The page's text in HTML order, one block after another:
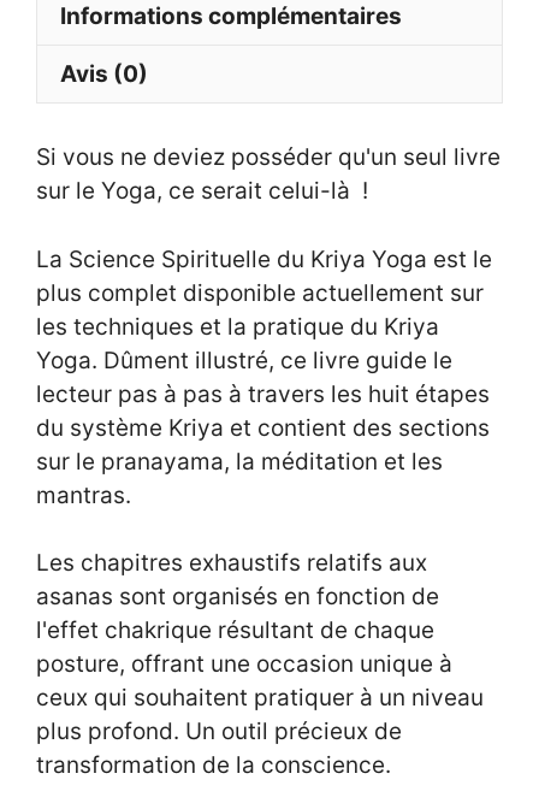
Informations complémentaires
Avis (0)
Si vous ne deviez posséder qu'un seul livre
sur le Yoga, ce serait celui-là !
La Science Spirituelle du Kriya Yoga est le
plus complet disponible actuellement sur
les techniques et la pratique du Kriya
Yoga. Dûment illustré, ce livre guide le
lecteur pas à pas à travers les huit étapes
du système Kriya et contient des sections
sur le pranayama, la méditation et les
mantras.
Les chapitres exhaustifs relatifs aux
asanas sont organisés en fonction de
l'effet chakrique résultant de chaque
posture, offrant une occasion unique à
ceux qui souhaitent pratiquer à un niveau
plus profond. Un outil précieux de
transformation de la conscience.